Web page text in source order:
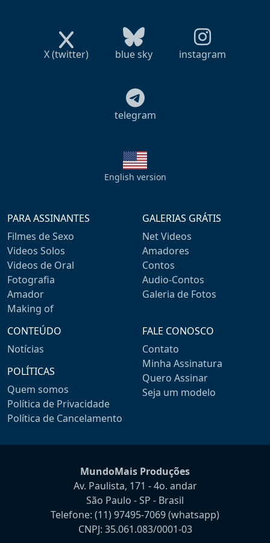
X (twitter) blue sky instagram
telegram
English version
PARA ASSINANTES
Filmes de Sexo
Videos Solos
Videos de Oral
Fotografia
Amador
Making of
GALERIAS GRÁTIS
Net Videos
Amadores
Contos
Audio-Contos
Galeria de Fotos
CONTEÚDO
Notícias
POLÍTICAS
Quem somos
Política de Privacidade
Política de Cancelamento
FALE CONOSCO
Contato
Minha Assinatura
Quero Assinar
Seja um modelo
MundoMais Produções
Av. Paulista, 171 - 4o. andar
São Paulo - SP - Brasil
Telefone: (11) 97495-7069(whatsapp)
CNPJ: 35.061.083/0001-03